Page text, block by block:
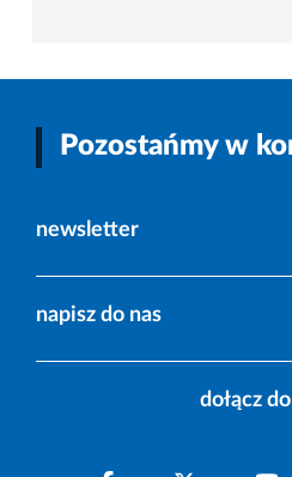
Pozostańmy w
newsletter
napisz do nas
dołącz